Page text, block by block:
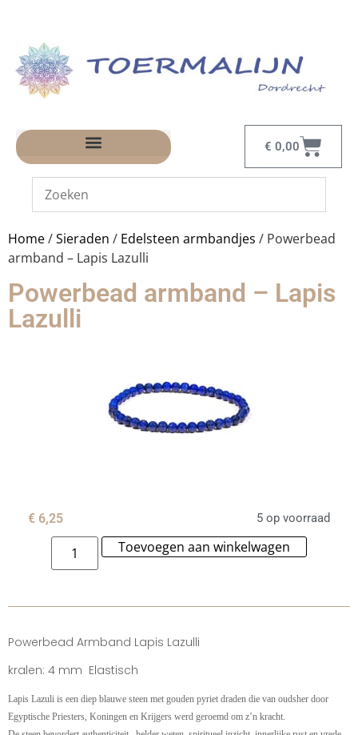
€ 0,00
Home/Sieraden / Edelsteen armbandjes / Powerbead
armband – Lapis Lazulli
Powerbead armband – Lapis
Lazulli
€ 6,25 5 op voorraad
Toevoegen aan winkelwagen
Powerbead Armband Lapis Lazulli
kralen: 4 mm Elastisch
Lapis Lazuli is een diep blauwe steen met gouden pyriet draden die van oudsher door
Egyptische Priesters, Koningen en Krijgers werd geroemd om z’n kracht.